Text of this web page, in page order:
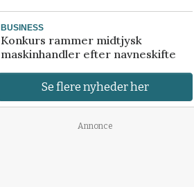
BUSINESS
Konkurs rammer midtjysk
maskinhandler efter navneskifte
Se flere nyheder her
Annonce